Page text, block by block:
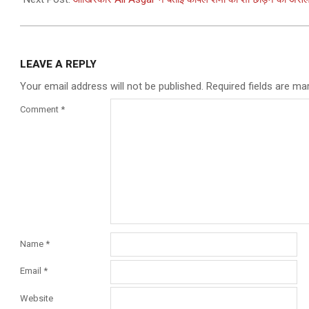
LEAVE A REPLY
Your email address will not be published. Required fields are
Comment *
Name *
Email *
Website